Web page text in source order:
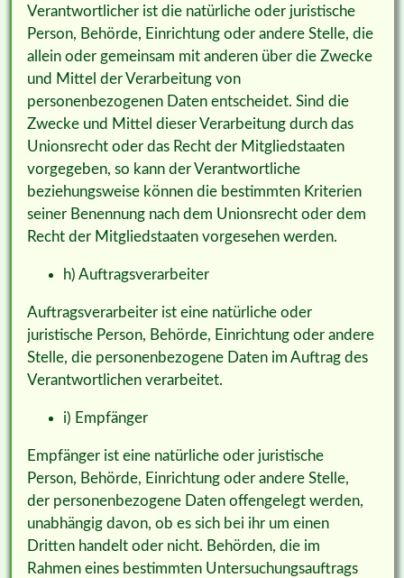
Verantwortlicher ist die natürliche oder juristische
Person, Behörde, Einrichtung oder andere Stelle, die
allein oder gemeinsam mit anderen über die Zwecke
und Mittel der Verarbeitung von
personenbezogenen Daten entscheidet. Sind die
Zwecke und Mittel dieser Verarbeitung durch das
Unionsrecht oder das Recht der Mitgliedstaaten
vorgegeben, so kann der Verantwortliche
beziehungsweise können die bestimmten Kriterien
seiner Benennung nach dem Unionsrecht oder dem
Recht der Mitgliedstaaten vorgesehen werden.
h) Auftragsverarbeiter
Auftragsverarbeiter ist eine natürliche oder
juristische Person, Behörde, Einrichtung oder andere
Stelle, die personenbezogene Daten im Auftrag des
Verantwortlichen verarbeitet.
i) Empfänger
Empfänger ist eine natürliche oder juristische
Person, Behörde, Einrichtung oder andere Stelle,
der personenbezogene Daten offengelegt werden,
unabhängig davon, ob es sich bei ihr um einen
Dritten handelt oder nicht. Behörden, die im
Rahmen eines bestimmten Untersuchungsauftrags